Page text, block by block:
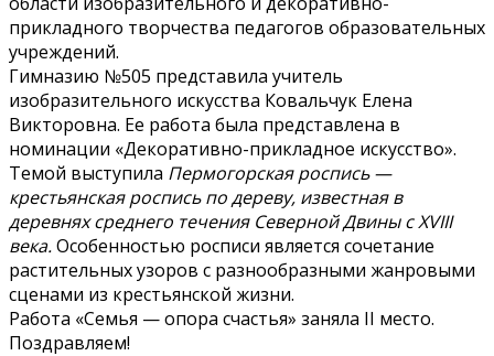
прикладного творчества педагогов образовательных
учреждений.
Гимназию №505 представила учитель
изобразительного искусства Ковальчук Елена
Викторовна. Ее работа была представлена в
номинации «Декоративно-прикладное искусство».
Темой выступила Пермогорская роспись —
крестьянская роспись по дереву, известная в
деревнях среднего течения Северной Двины с XVIII
века.Особенностью росписи является сочетание
растительных узоров с разнообразными жанровыми
сценами из крестьянской жизни.
Работа «Семья — опора счастья» заняла II место.
Поздравляем!